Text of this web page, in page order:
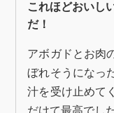
これほどおいし
だ！
アボガドとお肉
ぼれそうになっ
汁を受け止めて